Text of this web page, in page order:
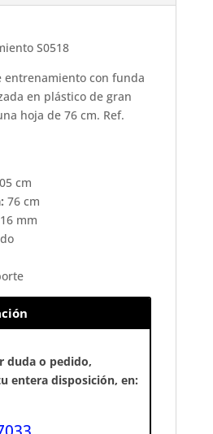
S0518
entrenamiento con funda
en plástico de gran
hoja de 76 cm. Ref.
cm
76 cm
16 mm
duda o pedido,
entera disposición, en: